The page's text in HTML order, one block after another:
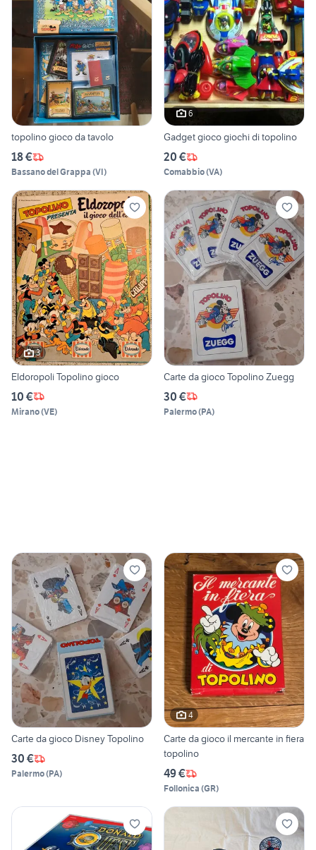
topolino gioco da tavolo
18 €
Bassano del Grappa (VI)
6
Gadget gioco giochi di topolino
20 €
Comabbio(VA)
3
Eldoropoli Topolino gioco
10 €
Mirano(VE)
Carte da gioco Topolino Zuegg
30 €
Palermo(PA)
Carte da gioco Disney Topolino
30 €
Palermo(PA)
4
Carte da gioco il mercante in fiera
topolino
49 €
Follonica (GR)